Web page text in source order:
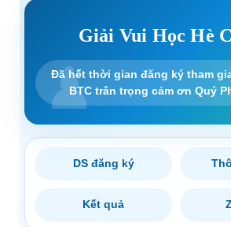
Giải Vui Học Hè
Đã hết thời gian đăng ký tham
BTC trân trọng cảm ơn Quý
DS đăng ký
Kết quả